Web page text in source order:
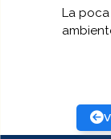
La